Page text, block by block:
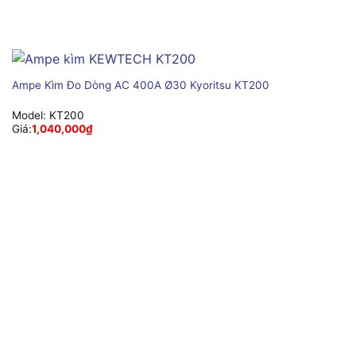
Ampe Kìm Đo Dòng AC 400A Ø30 Kyoritsu KT200
Model: KT200
Giá:1,040,000₫